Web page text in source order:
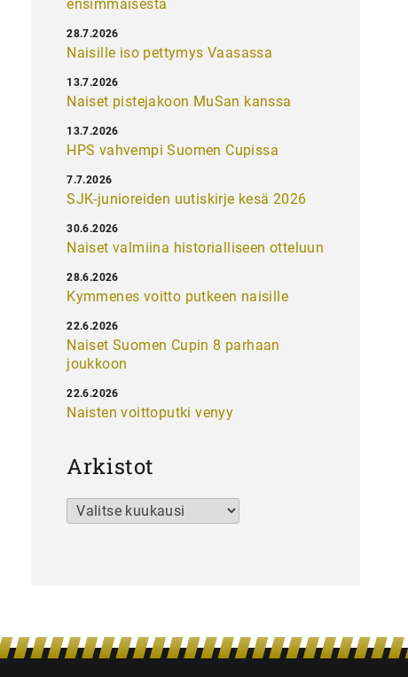
ensimmäisestä
Naisille iso pettymys Vaasassa
28.7.2026
Naiset pistejakoon MuSan kanssa
13.7.2026
HPS vahvempi Suomen Cupissa
13.7.2026
SJK-junioreiden uutiskirje kesä 2026
7.7.2026
Naiset valmiina historialliseen otteluun
30.6.2026
Kymmenes voitto putkeen naisille
28.6.2026
Naiset Suomen Cupin 8 parhaan
joukkoon
22.6.2026
Naisten voittoputki venyy
22.6.2026
Arkistot
Arkistot